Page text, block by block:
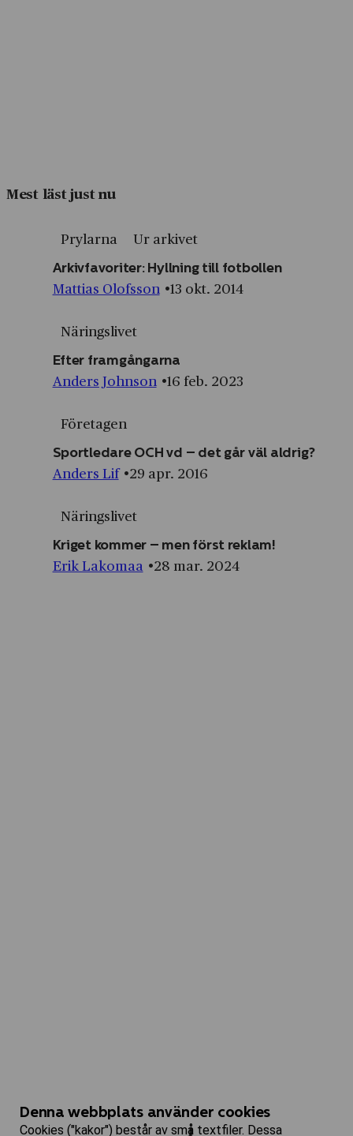
Mest läst just nu
Prylarna Ur arkivet
Arkivfavoriter: Hyllning till fotbollen
Mattias Olofsson 13 okt. 2014
Näringslivet
Efter framgångarna
Anders Johnson 16 feb. 2023
Företagen
Sportledare OCH vd – det går väl aldrig?
Anders Lif 29 apr. 2016
Näringslivet
Kriget kommer – men först reklam!
Erik Lakomaa 28 mar. 2024
Denna webbplats använder cookies
Cookies ("kakor") består av små textfiler. Dessa